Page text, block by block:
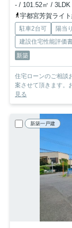
- / 101.52㎡ / 3LDK
宇都宮芳賀ライ
駐車2台可 陽当
建設住宅性能評価
新築
住宅ローンのご相談
案させて頂きます。
見る
新築一戸建